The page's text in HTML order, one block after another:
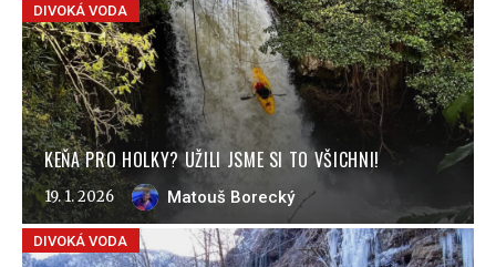
DIVOKÁ VODA
KEŇA PRO HOLKY? UŽILI JSME SI TO VŠICHNI!
19. 1. 2026 Matouš Borecký
DIVOKÁ VODA